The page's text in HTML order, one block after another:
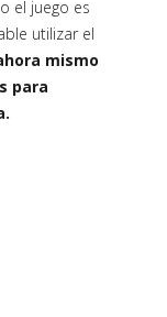
el juego es
utilizar el
mismo
para